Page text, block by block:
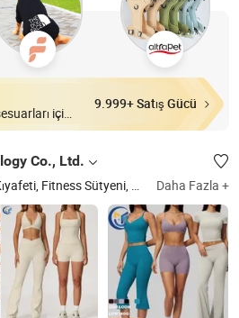
Evcil Hayvan Giyim ve Aksesuarları içinde
9.999+ Satış Gücü
Co., Ltd.
Yoga Seti, Spor Taytı, Spor Kıyafeti, Fitness Sütyeni, Ceket, Tenis Elbisesi, Antrenman Kıyafeti, Erkek Tişörtü, Erkek Şortu, Yüzme Kıyafeti Daha Fazla +